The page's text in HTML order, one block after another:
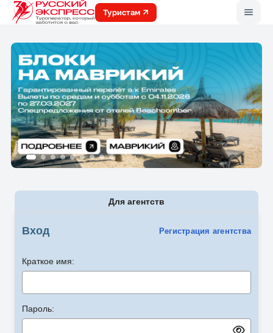
Туристам
Для агентств
Вход Регистрация агентства
Краткое имя:
Пароль: